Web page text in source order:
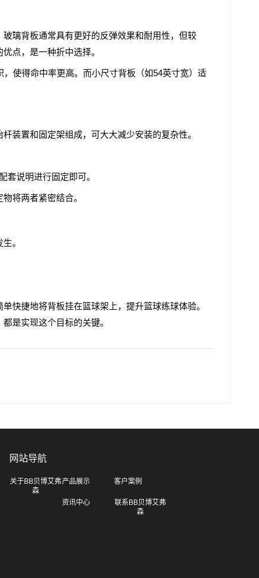
璃背板通常具有更好的反弹效果和耐用性，但较
点，是一种折中选择。
使得命中率更高。而小尺寸背板（如54英寸宽）适
装置和固定架组成，可大大减少安装的复杂性。
套说明进行固定即可。
将两者紧密结合。
。
快捷地将背板挂在篮球架上，提升篮球练球体验。
是实现这个目标的关键。
网站导航
关于BB贝博艾弗
森
产品展示 客户案例
资讯中心
联系BB贝博艾弗
森